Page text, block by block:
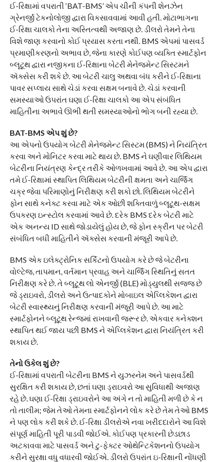
ઈ-રિક્ષામાં વપરાતી ‘BAT-BMS’ એપ ચીની કંપની શેનઝેન
ગ્રેનર્જી ટેકનોલોજી દ્વારા વિકસાવવામાં આવી હતી. મોટાભાગના
ઈ-રિક્ષા ચાલકો તેના અસ્તિત્વથી અજાણ છે. ડીલરો તેમને તેના
વિશે જાણ કરવાનો કોઈ પ્રયાસ કરતા નથી. BMS એપમાં પાસવર્ડ
પ્રમાણીકરણનો અભાવ છે, જેના કારણે કોઈપણ વ્યક્તિ સ્માર્ટફોન
બ્લૂટૂથ દ્વારા નજીકના ઈ-રિક્ષાના બેટરી મેનેજમેન્ટ સિસ્ટમને
ઍક્સેસ કરી શકે છે. આ બેટરી ચાલુ અથવા બંધ કરીને ઈ-રિક્ષાના
પાવર સપ્લાય સાથે ચેડાં કરવા સક્ષમ બનાવે છે. ચેડાં કરવાની
સમસ્યાઓ ઉપરાંત ઘણા ઈ-રિક્ષા ચાલકો આ એપ સંબંધિત
માહિતીના અભાવે ઊભી થતી સમસ્યાઓનો ભોગ બની રહ્યા છે.
BAT-BMS એપ શું છે?
આ એપનો ઉપયોગ બેટરી મેનેજમેન્ટ સિસ્ટમ (BMS) ને નિયંત્રિત
કરવા અને મોનિટર કરવા માટે થાય છે. BMS ને ઘણીવાર લિથિયમ
બેટરીના નિયંત્રણ કેન્દ્ર તરીકે ઓળખવામાં આવે છે. આ એપ દ્વારા
તમે ઈ-રિક્ષામાં સ્થાપિત લિથિયમ બેટરીની ક્ષમતા અને ચાર્જિંગ
ચક્ર જેવા પરિમાણોનું નિરીક્ષણ કરી શકો છો. લિથિયમ બેટરીને
ફોન સાથે કનેક્ટ કરવા માટે એક ઓછી શક્તિવાળું બ્લૂટૂથ-સક્ષમ
ઉપકરણ ઇન્સ્ટોલ કરવામાં આવે છે. દરેક BMS દરેક બેટરી માટે
એક અનન્ય ID સાથે જોડાયેલું હોય છે, જે ફોન સ્ક્રીન પર બેટરી
સંબંધિત બધી માહિતીને ઍક્સેસ કરવાની મંજૂરી આપે છે.
BMS એક ઇલેક્ટ્રોનિક સર્કિટનો ઉપયોગ કરે છે જે બેટરીના
વોલ્ટેજ, તાપમાન, વર્તમાન પ્રવાહ અને ચાર્જિંગ સ્થિતિનું સતત
નિરીક્ષણ કરે છે. તે બ્લૂટૂથ લો એનર્જી (BLE) મોડ્યુલથી સજ્જ છે
જે ડ્રાઇવરો, ડીલરો અને ઉત્પાદકોને મોબાઇલ એપ્લિકેશન દ્વારા
બેટરી સ્વાસ્થ્યનું નિરીક્ષણ કરવાની મંજૂરી આપે છે. આ માટે
સ્માર્ટફોનને બ્લૂટૂથ રેન્જમાં રાખવાની જરૂર છે. એકવાર કનેક્શન
સ્થાપિત થઈ જાય પછી BMS ને એપ્લિકેશન દ્વારા નિયંત્રિત કરી
શકાય છે.
તેનો ઉકેલ શું છે?
ઈ-રિક્ષામાં વપરાતી બેટરીના BMS ને યુઝરનેમ અને પાસવર્ડથી
સુરક્ષિત કરી શકાય છે, છતાં ઘણા ડ્રાઇવરો આ સુવિધાથી અજાણ
રહે છે. ઘણા ઈ-રિક્ષા ડ્રાઇવરોને આ અંગે ન તો માહિતી મળી છે કે ન
તો તાલીમ; જેમ તેઓ તેમના સ્માર્ટફોનને લોક કરે છે તેમ તેઓ BMS
ને પણ લોક કરી શકે છે. ઈ-રિક્ષા ડીલરોએ નવા ખરીદદારોને આ વિશે
સંપૂર્ણ માહિતી પૂરી પાડવી જોઈએ. કોઈપણ પ્રકારની છેડછાડ
અટકાવવા માટે પાસવર્ડ અને ટુ-ફેક્ટર ઓથેન્ટિકેશનનો ઉપયોગ
કરીને સુરક્ષા વધુ વધારવી જોઈએ. ડીલરો ઉપરાંત ઇ-રિક્ષાની નોંધણી